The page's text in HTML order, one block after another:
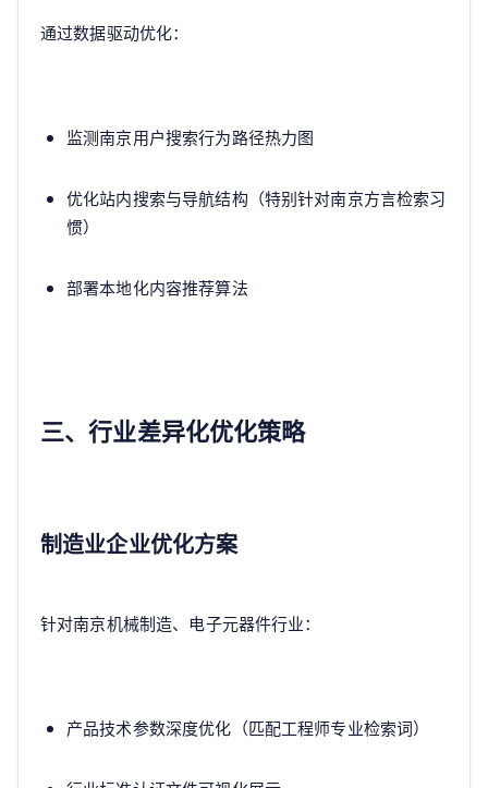
通过数据驱动优化：
监测南京用户搜索行为路径热力图
优化站内搜索与导航结构（特别针对南京方言检索习
惯）
部署本地化内容推荐算法
三、行业差异化优化策略
制造业企业优化方案
针对南京机械制造、电子元器件行业：
产品技术参数深度优化（匹配工程师专业检索词）